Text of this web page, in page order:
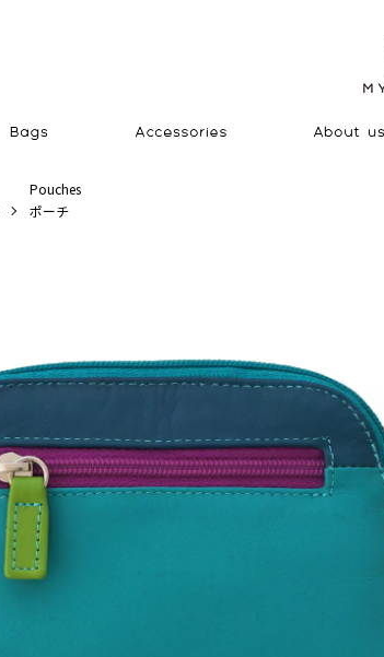
Pouches
ポーチ